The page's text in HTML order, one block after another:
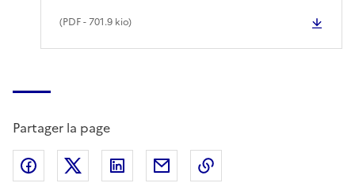
(PDF- 701.9 kio)
Partager la page
Partager sur Facebook
Partager sur X (anciennement Twitter)
Partager sur LinkedIn
Partager par email